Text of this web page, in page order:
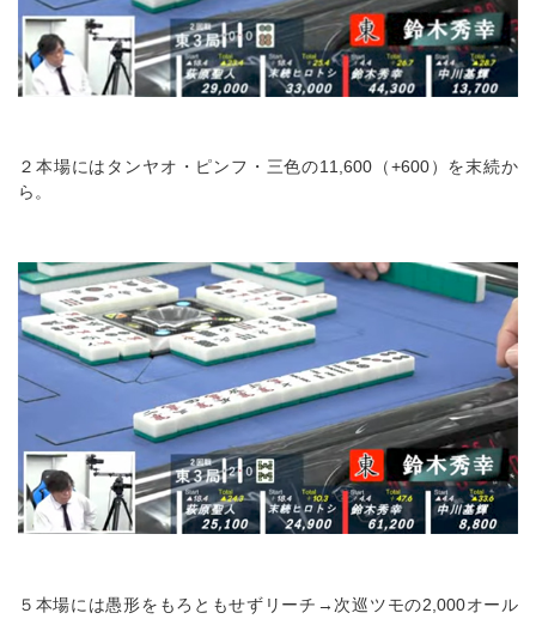
２本場にはタンヤオ・ピンフ・三色の11,600（+600）を末続か
ら。
５本場には愚形をもろともせずリーチ→次巡ツモの2,000オール